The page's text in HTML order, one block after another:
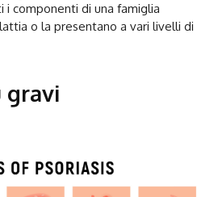
i componenti di una famiglia
o la presentano a vari livelli di
gravi